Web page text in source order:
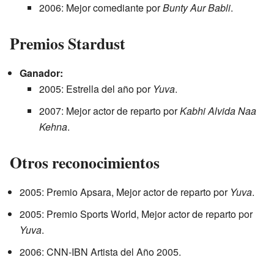
2006: Mejor comediante porBunty Aur Babli.
Premios Stardust
Ganador:
2005: Estrella del año por Yuva.
2007: Mejor actor de reparto porKabhi Alvida Naa
Kehna.
Otros reconocimientos
2005: Premio Apsara, Mejor actor de reparto por Yuva.
2005: Premio Sports World, Mejor actor de reparto por
Yuva.
2006: CNN-IBN Artista del Año 2005.